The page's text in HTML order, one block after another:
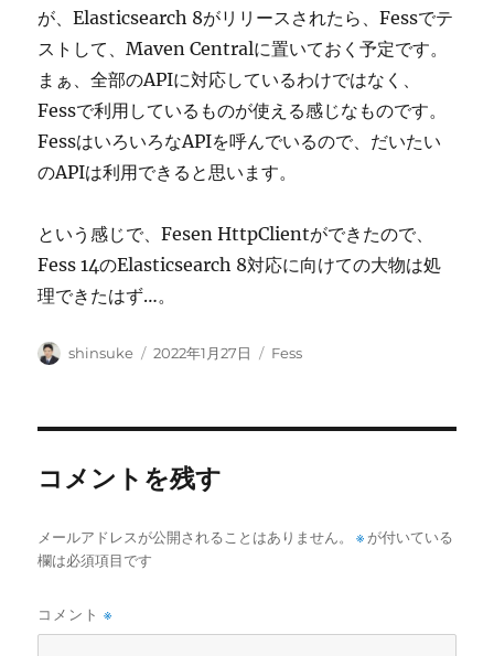
が、Elasticsearch 8がリリースされたら、Fessでテ
ストして、Maven Centralに置いておく予定です。
まぁ、全部のAPIに対応しているわけではなく、
Fessで利用しているものが使える感じなものです。
FessはいろいろなAPIを呼んでいるので、だいたい
のAPIは利用できると思います。
という感じで、Fesen HttpClientができたので、
Fess 14のElasticsearch 8対応に向けての大物は処
理できたはず…。
投
shinsuke
投
2022年1月27日
カ
Fess
コメントを残す
メールアドレスが公開されることはありません。 ※が付いている
欄は必須項目です
コメント※